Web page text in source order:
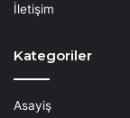
İletişim
Kategoriler
Asayiş